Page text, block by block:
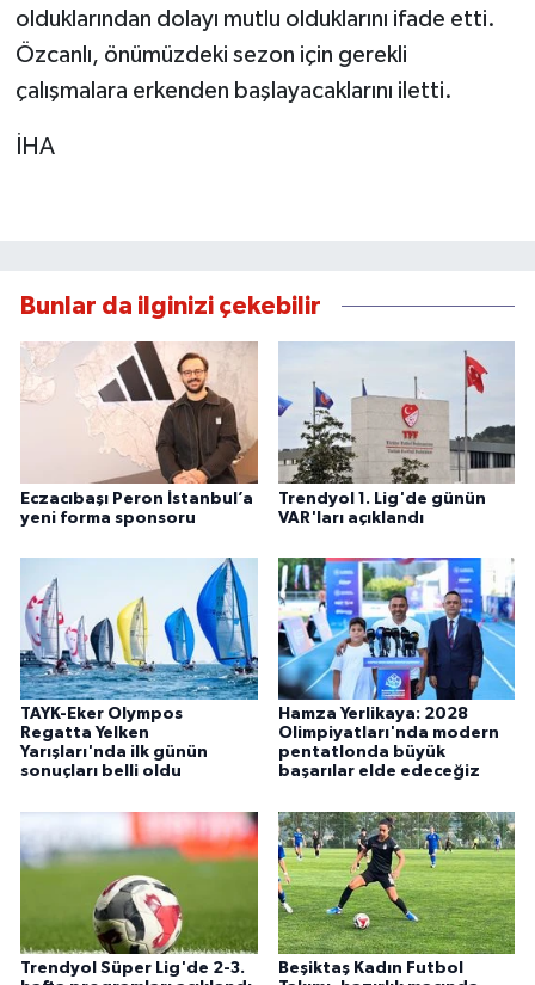
olduklarından dolayı mutlu olduklarını ifade etti.
Özcanlı, önümüzdeki sezon için gerekli
çalışmalara erkenden başlayacaklarını iletti.
İHA
Bunlar da ilginizi çekebilir
Eczacıbaşı Peron İstanbul’a
yeni forma sponsoru
Trendyol 1. Lig'de günün
VAR'ları açıklandı
TAYK-Eker Olympos
Regatta Yelken
Yarışları'nda ilk günün
sonuçları belli oldu
Hamza Yerlikaya: 2028
Olimpiyatları'nda modern
pentatlonda büyük
başarılar elde edeceğiz
Trendyol Süper Lig'de 2-3.
Beşiktaş Kadın Futbol